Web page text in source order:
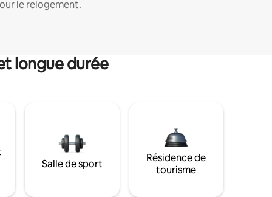
le relogement.
longue durée
Salle de sport
Résidence de
tourisme